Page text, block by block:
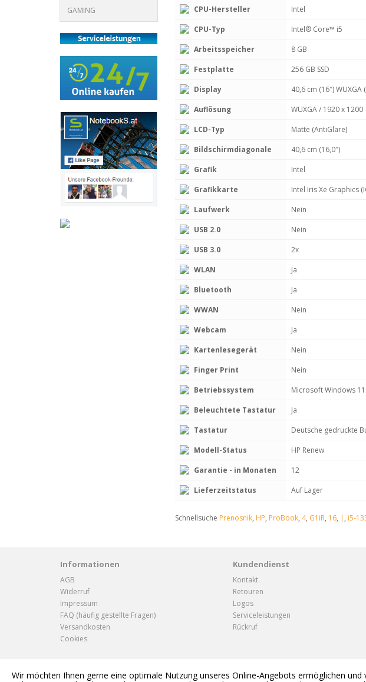
GAMING
CPU-Hersteller
Intel
CPU-Typ
Intel® Core™ i5
Arbeitsspeicher
8 GB
Festplatte
256 GB SSD
Display
40,6 cm (16″)
Auflösung
WUXGA / 1920 x 1200
LCD-Typ
Matte (AntiGlare)
Bildschirmdiagonale
40,6 cm (16,0″)
Grafik
Intel
Grafikkarte
Intel Iris Xe Graphics
Laufwerk
Nein
USB 2.0
Nein
USB 3.0
2x
WLAN
Ja
Bluetooth
Ja
WWAN
Nein
Webcam
Ja
Kartenlesegerät
Nein
Finger Print
Nein
Betriebssystem
Microsoft Windows
Beleuchtete Tastatur
Ja
Tastatur
Deutsche gedruckte
Modell-Status
HP Renew
Garantie - in Monaten
12
Lieferzeitstatus
Auf Lager
Schnellsuche Prenosnik, HP, ProBook, 4, G1iR, 16, | , i5-
Wir möchten Ihnen gerne eine optimale Nutzung unseres Online-Angebots ermöglichen und
Informationen
AGB
Widerruf
Impressum
FAQ (häufig gestellte Fragen)
Versandkosten
Cookies
Kundendienst
Kontakt
Retouren
Logos
Serviceleistungen
Rückruf